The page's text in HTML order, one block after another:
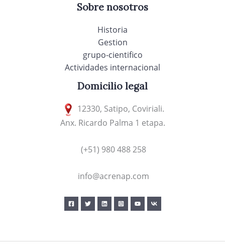
Sobre nosotros
Historia
Gestion
grupo-cientifico
Actividades internacional
Domicilio legal
12330, Satipo, Coviriali.
Anx. Ricardo Palma 1 etapa.
(+51) 980 488 258
info@acrenap.com